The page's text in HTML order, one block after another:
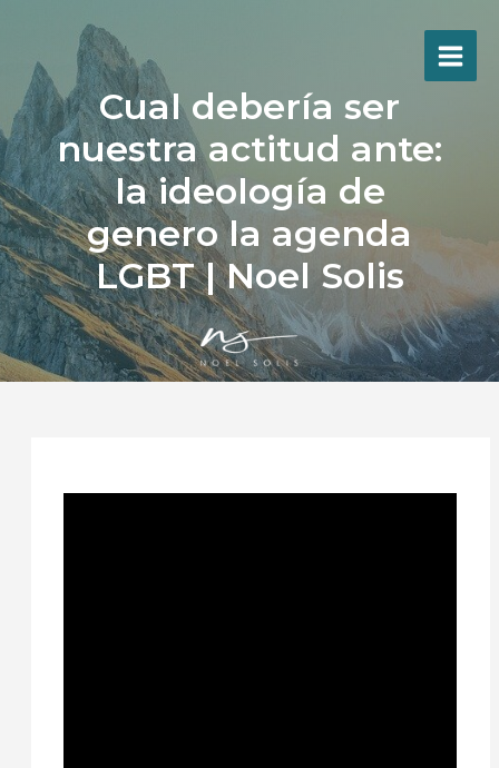
contenido
Cual debería ser
nuestra actitud ante:
la ideología de
genero la agenda
LGBT | Noel Solis